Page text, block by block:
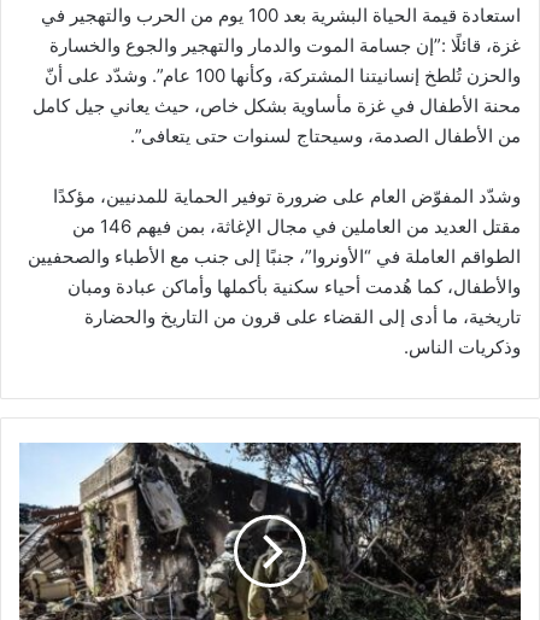
استعادة قيمة الحياة البشرية بعد 100 يوم من الحرب والتهجير في
غزة، قائلًا :”إن جسامة الموت والدمار والتهجير والجوع والخسارة
والحزن تُلطخ إنسانيتنا المشتركة، وكأنها 100 عام”. وشدّد على أنّ
محنة الأطفال في غزة مأساوية بشكل خاص، حيث يعاني جيل كامل
من الأطفال الصدمة، وسيحتاج لسنوات حتى يتعافى”.
وشدّد المفوّض العام على ضرورة توفير الحماية للمدنيين، مؤكدًا
مقتل العديد من العاملين في مجال الإغاثة، بمن فيهم 146 من
الطواقم العاملة في “الأونروا”، جنبًا إلى جنب مع الأطباء والصحفيين
والأطفال، كما هُدمت أحياء سكنية بأكملها وأماكن عبادة ومبان
تاريخية، ما أدى إلى القضاء على قرون من التاريخ والحضارة
وذكريات الناس.
ج
ي
ش
ا
ل
ا
ح